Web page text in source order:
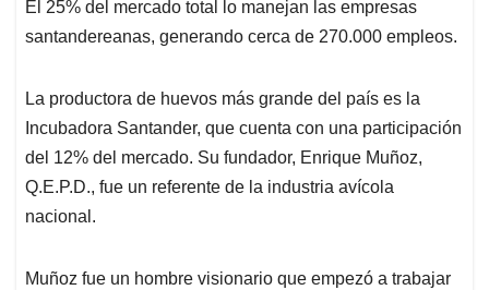
s
A
p
b
o
k
e
d
n
l
a
d
El 25% del mercado total lo manejan las empresas
santandereanas, generando cerca de 270.000 empleos.
La productora de huevos más grande del país es la
Incubadora Santander, que cuenta con una participación
del 12% del mercado. Su fundador, Enrique Muñoz,
Q.E.P.D., fue un referente de la industria avícola
nacional.
Muñoz fue un hombre visionario que empezó a trabajar